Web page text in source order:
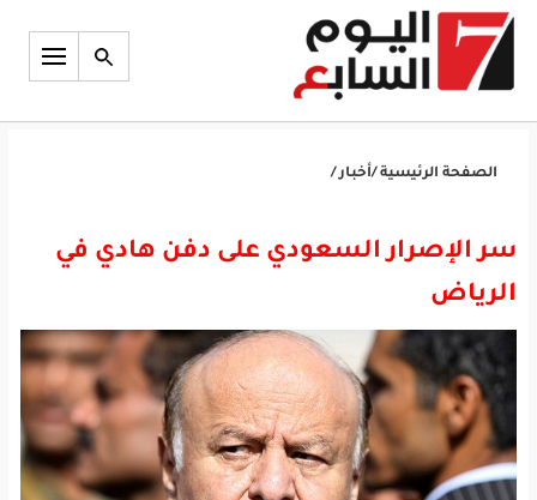
الصفحة الرئيسية /أخبار /
سر الإصرار السعودي على دفن هادي في
الرياض